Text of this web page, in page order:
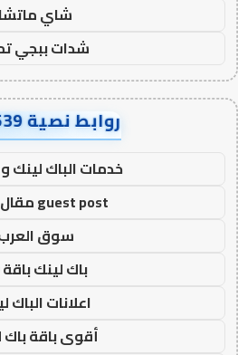
شاي ماتشا
شدات ببجي
روابط نصية AA32539
خدمات الباك لينك
guest post مقال ضيف
سوق
باك لينك باقة 20
اعلانات الباك
أقوى باقة باك